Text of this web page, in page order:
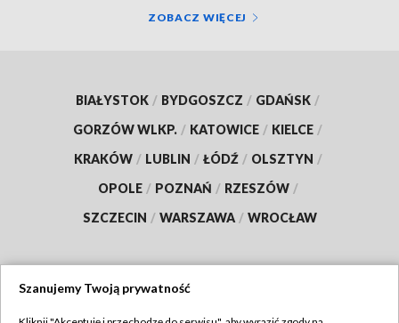
ZOBACZ WIĘCEJ
BIAŁYSTOK / BYDGOSZCZ / GDAŃSK /
GORZÓW WLKP. / KATOWICE / KIELCE /
KRAKÓW / LUBLIN / ŁÓDŹ / OLSZTYN /
OPOLE / POZNAŃ / RZESZÓW /
SZCZECIN / WARSZAWA / WROCŁAW
Szanujemy Twoją prywatność